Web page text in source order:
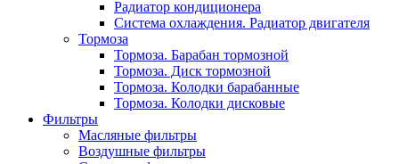
Радиатор кондиционера
Система охлаждения. Радиатор двигателя
Тормоза
Тормоза. Барабан тормозной
Тормоза. Диск тормозной
Тормоза. Колодки барабанные
Тормоза. Колодки дисковые
Фильтры
Масляные фильтры
Воздушные фильтры